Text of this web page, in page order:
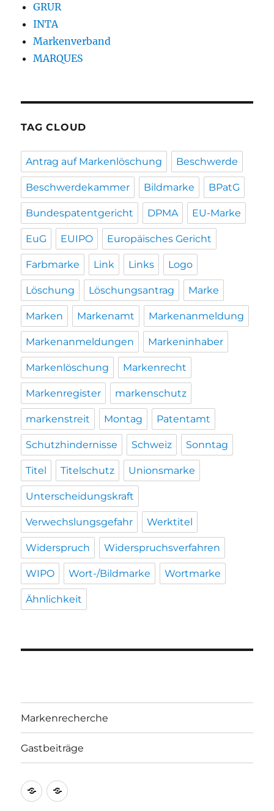
GRUR
INTA
Markenverband
MARQUES
TAG CLOUD
Antrag auf Markenlöschung Beschwerde
Beschwerdekammer Bildmarke BPatG
Bundespatentgericht DPMA EU-Marke
EuG EUIPO Europäisches Gericht
Farbmarke Link Links Logo
Löschung Löschungsantrag Marke
Marken Markenamt Markenanmeldung
Markenanmeldungen Markeninhaber
Markenlöschung Markenrecht
Markenregister markenschutz
markenstreit Montag Patentamt
Schutzhindernisse Schweiz Sonntag
Titel Titelschutz Unionsmarke
Unterscheidungskraft
Verwechslungsgefahr Werktitel
Widerspruch Widerspruchsverfahren
WIPO Wort-/Bildmarke Wortmarke
Ähnlichkeit
Markenrecherche
Gastbeiträge
Markenrecherche
Gastbeiträge